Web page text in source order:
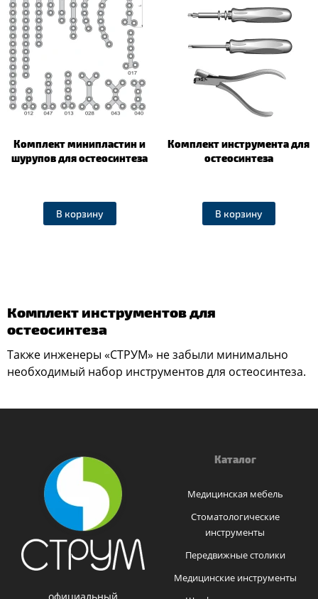
Комплект минипластин и
шурупов для остеосинтеза
В корзину
Комплект инструмента для
остеосинтеза
В корзину
Комплект инструментов для
остеосинтеза
Также инженеры «СТРУМ» не забыли минимально
необходимый набор инструментов для остеосинтеза.
Каталог
Медицинская мебель
Стоматологические
инструменты
Передвижные столики
Медицинские инструменты